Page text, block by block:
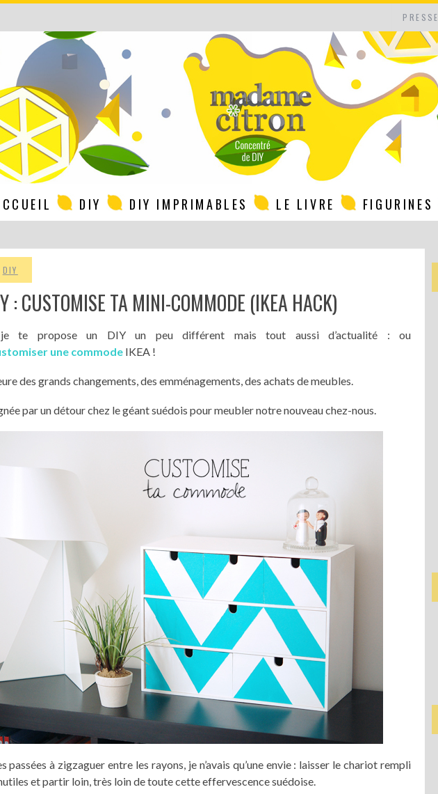
PRESSE
DIY DIY IMPRIMABLES LE LIVRE FIGURINES
DIY
: CUSTOMISE TA MINI-COMMODE (IKEA HACK)
je te propose un DIY un peu différent mais tout aussi d’actualité : ou
une commode IKEA !
des grands changements, des emménagements, des achats de meubles.
par un détour chez le géant suédois pour meubler notre nouveau chez-nous.
passées à zigzaguer entre les rayons, je n’avais qu’une envie : laisser le chariot rempli
et partir loin, très loin de toute cette effervescence suédoise.